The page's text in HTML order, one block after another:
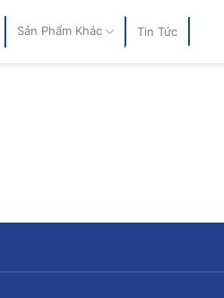
Sản Phẩm Khác Tin Tức